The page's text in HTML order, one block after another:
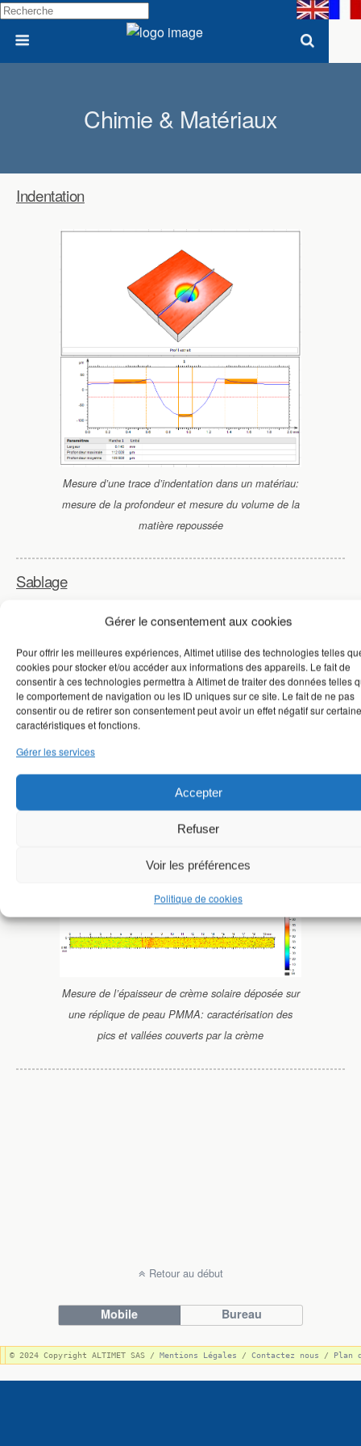
Gérer le consentement aux cookies
Pour offrir les meilleures expériences, Altimet utilise des technologies telles
cookies pour stocker et/ou accéder aux informations des appareils. Le fait de
consentir à ces technologies permettra à Altimet de traiter des données telles
le comportement de navigation ou les ID uniques sur ce site. Le fait de ne pas
consentir ou de retirer son consentement peut avoir un effet négatif sur
caractéristiques et fonctions.
Gérer les services
Accepter
Refuser
Voir les préférences
Politique de cookies
Chimie & Matériaux
Indentation
Mesure d’une trace d’indentation dans un matériau:
mesure de la profondeur et mesure du volume de la
matière repoussée
Sablage
Mesure de l’état de sablage d’une pièce:
caractérisation du sablage à l’aide de paramètre de
Analyse de film mince
Mesure de l’épaisseur de crème solaire déposée sur
une réplique de peau PMMA: caractérisation des
pics et vallées couverts par la crème
Retour au début
Mobile Bureau
© 2024 Copyright ALTIMET SAS / Mentions Légales / Contactez nous / Plan